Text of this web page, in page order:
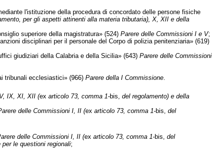
l'istituzione della procedura di concordato delle persone fisiche
per gli aspetti attinenti alla materia tributaria), X, XII e della
superiore della magistratura» (524) Parere delle Commissioni I e V;
disciplinari per il personale del Corpo di polizia penitenziaria» (619)
giudiziari della Calabria e della Sicilia» (643) Parere delle Commissioni
tribunali ecclesiastici» (966) Parere della I Commissione.
IX, XI, XII (ex articolo 73, comma 1-bis, del regolamento) e della
delle Commissioni I, II (ex articolo 73, comma 1-bis, del
delle Commissioni I, II (ex articolo 73, comma 1-bis, del
le questioni regionali;